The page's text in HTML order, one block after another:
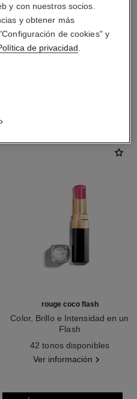
PERFECTA
rouge coco flash
Color, Brillo e Intensidad en un
Flash
42 tonos disponibles
Ver información
y con nuestros socios.
y obtener más
de cookies" y
de privacidad